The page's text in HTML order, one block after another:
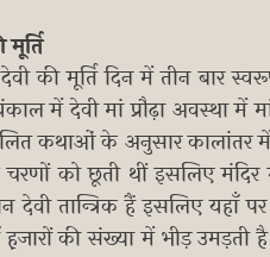
की मूर्ति दिन में तीन बार
में देवी मां प्रौढ़ा अवस्‍था में
कथाओं के अनुसार कालांतर में
को छूती थीं इसलिए मंदिर
देवी तान्त्रिक हैं इसलिए यहाँ
की संख्या में भीड़ उमड़ती